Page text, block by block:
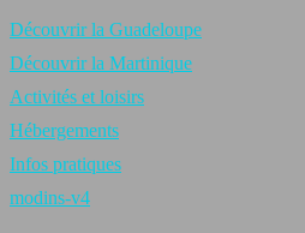
Découvrir la Guadeloupe
Découvrir la Martinique
Activités et loisirs
Hébergements
Infos pratiques
modins-v4